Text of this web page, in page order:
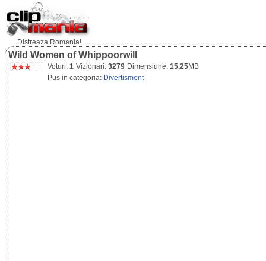
Distreaza Romania!
Wild Women of Whippoorwill
Voturi: 1 Vizionari: 3279 Dimensiune: 15.25MB
Pus in categoria: Divertisment